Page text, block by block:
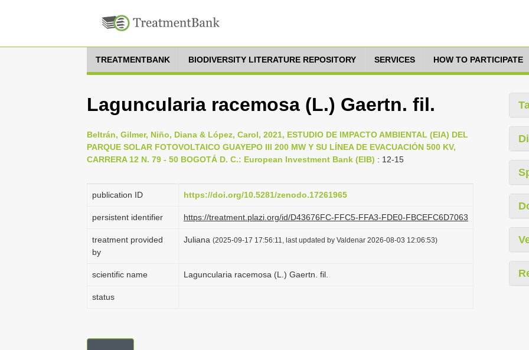
TREATMENTBANK BIODIVERSITY LITERATURE REPOSITORY SERVICES HOW TO PARTICIPATE
Laguncularia racemosa (L.) Gaertn. fil.
Beltrán, Gilmer, Niño, Diana & López, Carol, 2021, ESTUDIO DE IMPACTO AMBIENTAL (EIA) DEL
PARQUE SOLAR FOTOVOLTAICO GUAYEPO III 200 MW Y SU LÍNEA DE EVACUACIÓN 500 KV,
CARRERA 12 N. 79 - 50 BOGOTÁ D. C.: European Investment Bank (EIB) : 12-15
publication ID https://doi.org/10.5281/zenodo.17261965
persistent identifier https://treatment.plazi.org/id/D43676FC-FFC5-FFA3-FDE0-FBCEFC6D7063
treatment provided
by
Juliana (2025-09-17 17:56:11, last updated by Valdenar 2026-08-03 12:06:53)
scientific name Laguncularia racemosa (L.) Gaertn. fil.
status